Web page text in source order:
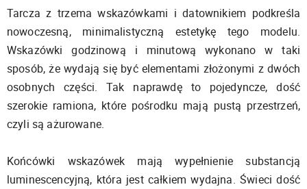
Tarcza z trzema wskazówkami i datownikiem podkreśla
nowoczesną, minimalistyczną estetykę tego modelu.
Wskazówki godzinową i minutową wykonano w taki
sposób, że wydają się być elementami złożonymi z dwóch
osobnych części. Tak naprawdę to pojedyncze, dość
szerokie ramiona, które pośrodku mają pustą przestrzeń,
czyli są ażurowane.
Końcówki wskazówek mają wypełnienie substancją
luminescencyjną, która jest całkiem wydajna. Świeci dość